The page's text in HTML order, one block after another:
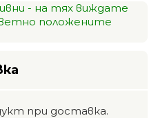
- на тях виждате
положените
при доставка.